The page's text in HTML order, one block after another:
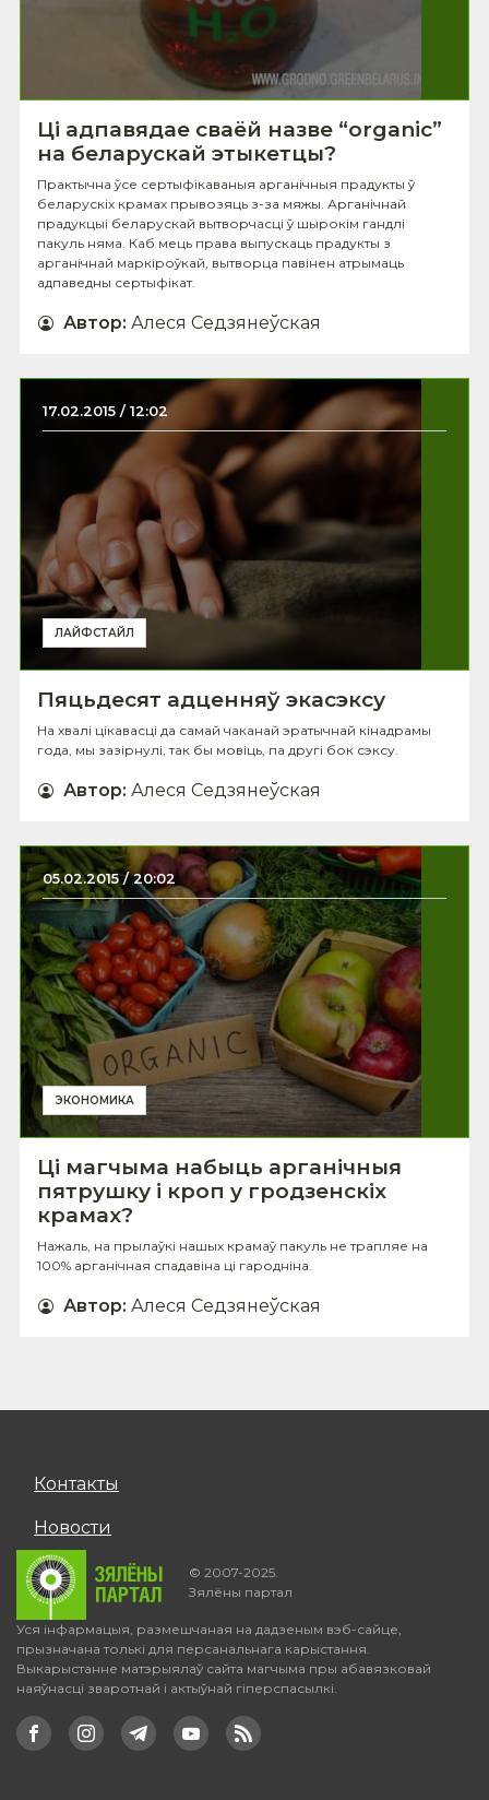
Ці адпавядае сваёй назве “organic”
на беларускай этыкетцы?
Практычна ўсе сертыфікаваныя арганічныя прадукты ў
беларускіх крамах прывозяць з-за мяжы. Арганічнай
прадукцыі беларускай вытворчасці ў шырокім гандлі
пакуль няма. Каб мець права выпускаць прадукты з
арганічнай маркіроўкай, вытворца павінен атрымаць
адпаведны сертыфікат.
Автор: Алеся Седзянеўская
17.02.2015 / 12:02
ЛАЙФСТАЙЛ
Пяцьдесят адценняў экасэксу
На хвалі цікавасці да самай чаканай эратычнай кінадрамы
года, мы зазірнулі, так бы мовіць, па другі бок сэксу.
Автор: Алеся Седзянеўская
05.02.2015 / 20:02
ЭКОНОМИКА
Ці магчыма набыць арганічныя
пятрушку і кроп у гродзенскіх
крамах?
Нажаль, на прылаўкі нашых крамаў пакуль не трапляе на
100% арганічная спадавіна ці гародніна.
Автор: Алеся Седзянеўская
Контакты
Новости
© 2007-2025.
Зялёны партал
Уся інфармацыя, размешчаная на дадзеным вэб-сайце,
прызначана толькі для персанальнага карыстання.
Выкарыстанне матэрыялаў сайта магчыма пры абавязковай
наяўнасці зваротнай і актыўнай гіперспасылкі.